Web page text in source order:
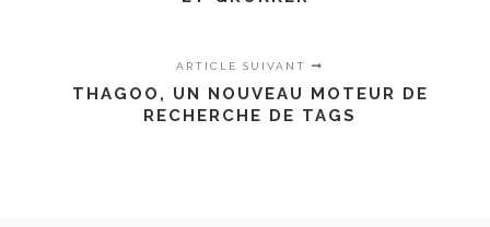
ARTICLE SUIVANT
THAGOO, UN NOUVEAU MOTEUR DE
RECHERCHE DE TAGS